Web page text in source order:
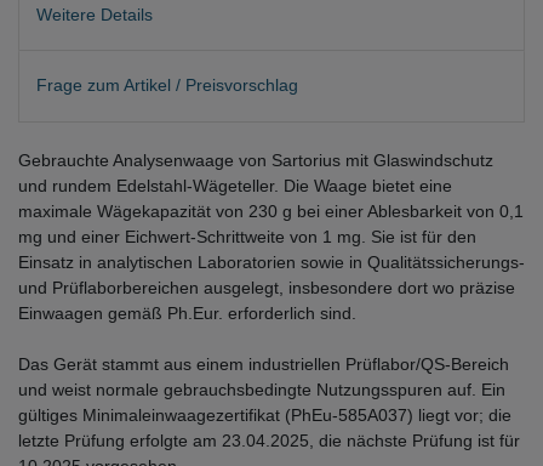
Weitere Details
Frage zum Artikel / Preisvorschlag
Gebrauchte Analysenwaage von Sartorius mit Glaswindschutz
und rundem Edelstahl-Wägeteller. Die Waage bietet eine
maximale Wägekapazität von 230 g bei einer Ablesbarkeit von 0,1
mg und einer Eichwert-Schrittweite von 1 mg. Sie ist für den
Einsatz in analytischen Laboratorien sowie in Qualitätssicherungs-
und Prüflaborbereichen ausgelegt, insbesondere dort wo präzise
Einwaagen gemäß Ph.Eur. erforderlich sind.
Das Gerät stammt aus einem industriellen Prüflabor/QS-Bereich
und weist normale gebrauchsbedingte Nutzungsspuren auf. Ein
gültiges Minimaleinwaagezertifikat (PhEu-585A037) liegt vor; die
letzte Prüfung erfolgte am 23.04.2025, die nächste Prüfung ist für